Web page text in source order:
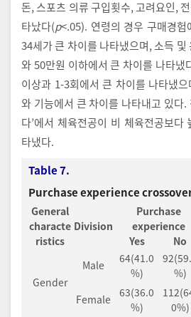
돈, 스포츠 의류 구입횟수, 고려요인,
타났다(p<.05). 연령의 경우 구매경
34세가 큰 차이를 나타냈으며, 소득
와 50만원 이하에서 큰 차이를 나타냈
이상과 1-3회에서 큰 차이를 나타냈
와 기능에서 큰 차이를 나타내고 있다.
다’에서 체육전공이 비 체육전공보다
타냈다.
Table 7.
Purchase experience
General
characte
ristics
Division
Purchase
experience
Yes No
Gender
Male
64(41.0
%)
%)
Female
63(36.0
%)
0%)